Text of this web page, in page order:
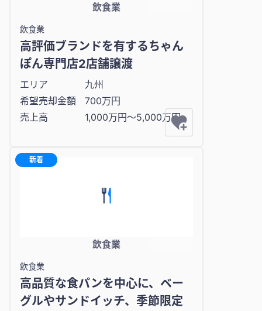
飲食業
飲食業
高評価ブランドを有するちゃん
ぽん専門店2店舗譲渡
エリア
九州
希望売却金額
700万円
売上高
1,000万円〜5,000万円
新着
飲食業
飲食業
高品質な食パンを中心に、ベー
グルやサンドイッチ、季節限定